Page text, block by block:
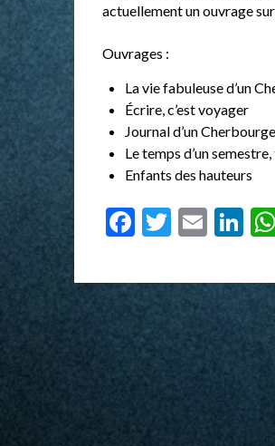
actuellement un ouvrage
Ouvrages :
La vie fabuleuse d’un
Écrire, c’est voyager
Journal d’un
Le temps d’un
Enfants des hauteurs
Facebook
Twitter
Email